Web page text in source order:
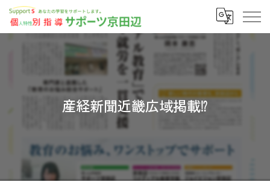
産経新聞近畿広域掲載⁉